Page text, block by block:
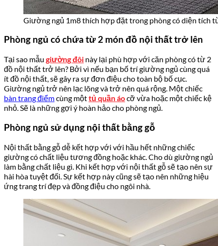
Giường ngủ 1m8 thích hợp đặt trong phòng có diện tích
Phòng ngủ có chứa từ 2 món đồ nội thất trở lên
Tại sao mẫu giường đôi này lại phù hợp với căn phòng có từ 2
đồ nội thất trở lên? Bởi vì nếu bạn bố trí giường ngủ cùng quá
ít đồ nội thất, sẽ gây ra sự đơn điệu cho toàn bộ bố cục.
Giường ngủ trở nên lạc lõng và trở nên quá rộng. Một chiếc
bàn trang điểmcùng mộttủ quần áocỡ vừa hoặc một chiếc kệ
nhỏ. Sẽ là những gợi ý hoàn hảo cho phòng ngủ.
Phòng ngủ sử dụng nội thất bằng gỗ
Nội thất bằng gỗ dễ kết hợp với với hầu hết những chiếc
giường có chất liệu tương đồng hoặc khác. Cho dù giường ngủ
làm bằng chất liệu gì. Khi kết hợp với nội thất gỗ sẽ tạo nên sự
hài hòa tuyệt đối. Sự kết hợp này cũng sẽ tạo nên những hiệu
ứng trang trí đẹp và đồng điệu cho ngôi nhà.